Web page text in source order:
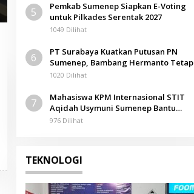
5
Pemkab Sumenep Siapkan E-Voting
untuk Pilkades Serentak 2027
1049 Dilihat
6
PT Surabaya Kuatkan Putusan PN
Sumenep, Bambang Hermanto Tetap
Dinyatakan Pemilik Sah Tanah di
1020 Dilihat
7
Mahasiswa KPM Internasional STIT
Aqidah Usymuni Sumenep Bantu
Pengurusan Jenazah WNI di Malaysia
976 Dilihat
TEKNOLOGI